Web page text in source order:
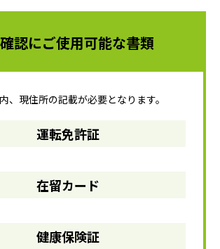
認にご使用可能な書類
、現住所の記載が必要となります。
運転免許証
在留カード
健康保険証